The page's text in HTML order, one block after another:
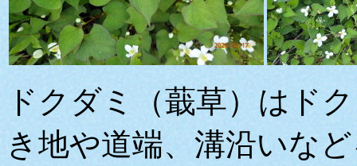
ドクダミ（蕺草）はド
き地や道端、溝沿いな